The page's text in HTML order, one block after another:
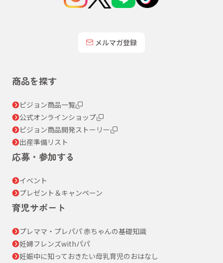
メルマガ登録
商品を探す
ピジョン商品一覧
公式オンラインショップ
ピジョン商品開発ストーリー
出産準備リスト
応募・参加する
イベント
プレゼント＆キャンペーン
育児サポート
プレママ・プレパパ 赤ちゃんの基礎知識
妊婦フレンズwithパパ
妊娠中に知っておきたい母乳育児のおはなし